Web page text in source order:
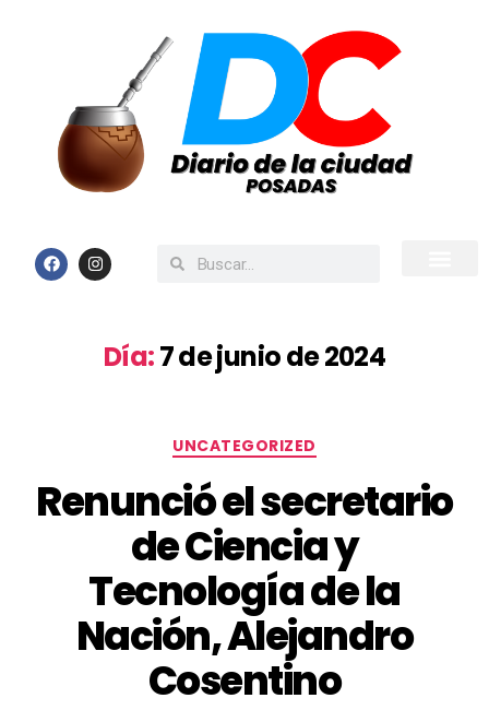
Día:7 de junio de 2024
UNCATEGORIZED
Renunció el secretario
de Ciencia y
Tecnología de la
Nación, Alejandro
Cosentino